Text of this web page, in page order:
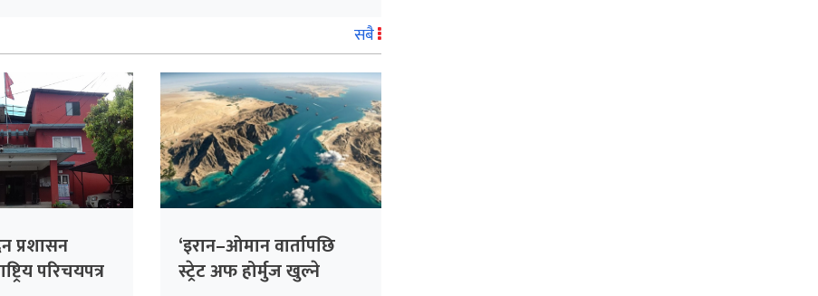
सबै
प्रशासन
परिचयपत्र
‘इरान–ओमान वार्तापछि
स्ट्रेट अफ होर्मुज खुल्ने